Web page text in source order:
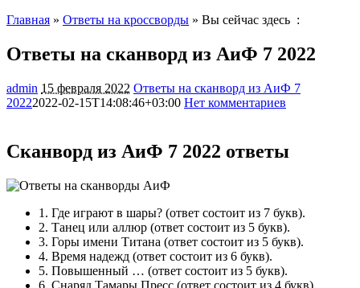
Главная » Ответы на кроссворды » Вы сейчас здесь :
Ответы на сканворд из АиФ 7 2022
admin 15 февраля 2022 Ответы на сканворд из АиФ 7
20222022-02-15T14:08:46+03:00 Нет комментариев
Сканворд из АиФ 7 2022 ответы
1. Где играют в шары? (ответ состоит из 7 букв).
2. Танец или аллюр (ответ состоит из 5 букв).
3. Горы имени Титана (ответ состоит из 5 букв).
4. Время надежд (ответ состоит из 6 букв).
5. Повышенный … (ответ состоит из 5 букв).
6. Снаряд Тамары Пресс (ответ состоит из 4 букв).